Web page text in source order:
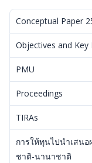
Conceptual Paper
Objectives and Key
PMU
Proceedings
TIRAs
การให้ทุนไปนำเสน
ชาติ-นานาชาติ